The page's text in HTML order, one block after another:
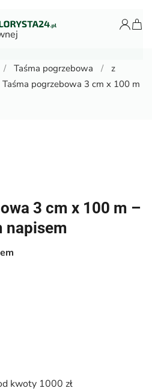
Taśma pogrzebowa
z
Taśma pogrzebowa 3 cm x 100 m
3 cm x 100 m –
napisem
kwoty 1000 zł